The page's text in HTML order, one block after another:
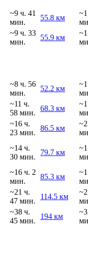
~9 ч. 41
мин.
55.8 км
~9 ч. 33
мин.
55.9 км
~8 ч. 56
мин.
52.2 км
~11 ч.
58 мин.
68.3 км
~16 ч.
23 мин.
86.5 км
~14 ч.
30 мин.
79.7 км
~16 ч. 2
мин.
85.3 км
~21 ч.
47 мин.
114.5 км
~38 ч.
45 мин.
194 км